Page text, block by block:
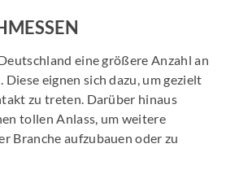
eine größere Anzahl an
Diese eignen sich dazu, um gezielt
zu treten. Darüber hinaus
tollen Anlass, um weitere
Branche aufzubauen oder zu